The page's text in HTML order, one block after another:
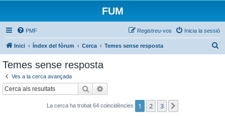
FUM
PMF Inicia la sessió
Registreu-vos
Inici Índex del fòrum Cerca Temes sense resposta
Temes sense resposta
Ves a la cerca avançada
Cerca
La cerca ha trobat 64 coincidències 1 2 3